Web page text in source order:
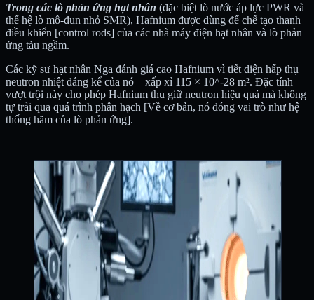
Trong các lò phản ứng hạt nhân (đặc biệt lò nước áp lực PWR và
thế hệ lò mô-đun nhỏ SMR), Hafnium được dùng để chế tạo thanh
điều khiển [control rods] của các nhà máy điện hạt nhân và lò phản
ứng tàu ngầm.
Các kỹ sư hạt nhân Nga đánh giá cao Hafnium vì tiết diện hấp thụ
neutron nhiệt đáng kể của nó – xấp xỉ 115 × 10^-28 m². Đặc tính
vượt trội này cho phép Hafnium thu giữ neutron hiệu quả mà không
tự trải qua quá trình phân hạch [Về cơ bản, nó đóng vai trò như hệ
thống hãm của lò phản ứng].